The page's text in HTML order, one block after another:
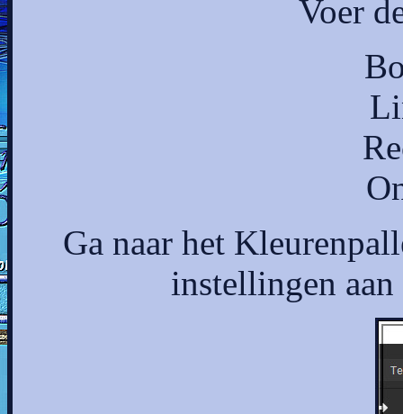
Voer
Ga naar het
instellingen